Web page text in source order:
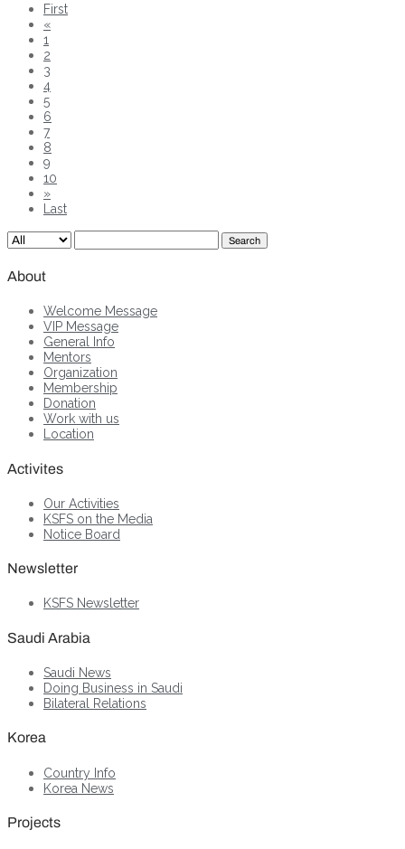
First
«
1
2
3
4
5
6
7
8
9
10
»
Last
Search
About
Welcome Message
VIP Message
General Info
Mentors
Organization
Membership
Donation
Work with us
Location
Activites
Our Activities
KSFS on the Media
Notice Board
Newsletter
KSFS Newsletter
Saudi Arabia
Saudi News
Doing Business in Saudi
Bilateral Relations
Korea
Country Info
Korea News
Projects